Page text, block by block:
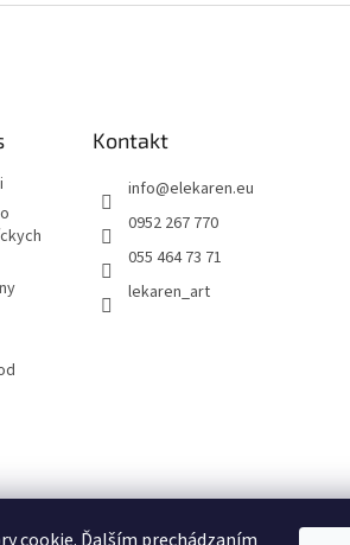
Kontakt
info@elekaren.eu
0952 267 770
055 464 73 71
lekaren_art